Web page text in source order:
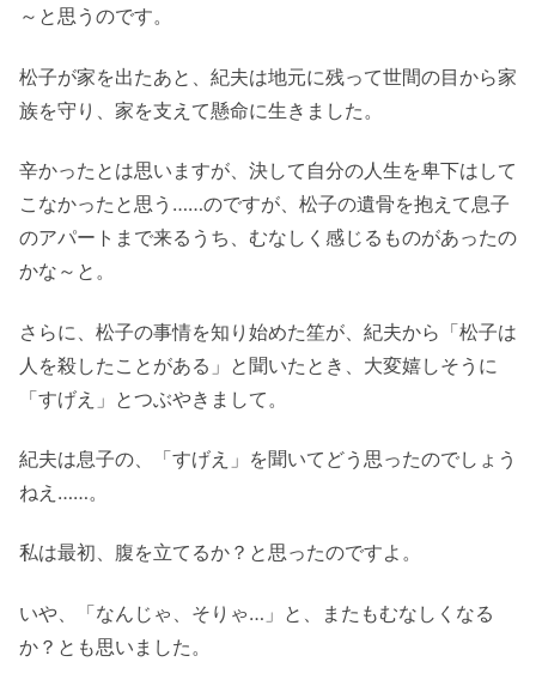
～と思うのです。
松子が家を出たあと、紀夫は地元に残って世間の目から家
族を守り、家を支えて懸命に生きました。
辛かったとは思いますが、決して自分の人生を卑下はして
こなかったと思う……のですが、松子の遺骨を抱えて息子
のアパートまで来るうち、むなしく感じるものがあったの
かな～と。
さらに、松子の事情を知り始めた笙が、紀夫から「松子は
人を殺したことがある」と聞いたとき、大変嬉しそうに
「すげえ」とつぶやきまして。
紀夫は息子の、「すげえ」を聞いてどう思ったのでしょう
ねえ……。
私は最初、腹を立てるか？と思ったのですよ。
いや、「なんじゃ、そりゃ…」と、またもむなしくなる
か？とも思いました。